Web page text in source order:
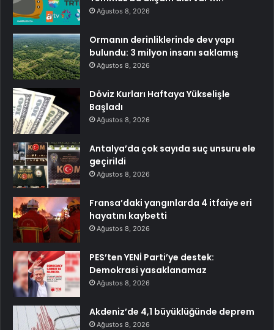
Ağustos 8, 2026
Ormanın derinliklerinde dev yapı
bulundu: 3 milyon insanı saklamış
Ağustos 8, 2026
Döviz Kurları Haftaya Yükselişle
Başladı
Ağustos 8, 2026
Antalya’da çok sayıda suç unsuru ele
geçirildi
Ağustos 8, 2026
Fransa’daki yangınlarda 4 itfaiye eri
hayatını kaybetti
Ağustos 8, 2026
PES’ten YENİ Parti’ye destek:
Demokrasi yasaklanamaz
Ağustos 8, 2026
Akdeniz’de 4,1 büyüklüğünde deprem
Ağustos 8, 2026